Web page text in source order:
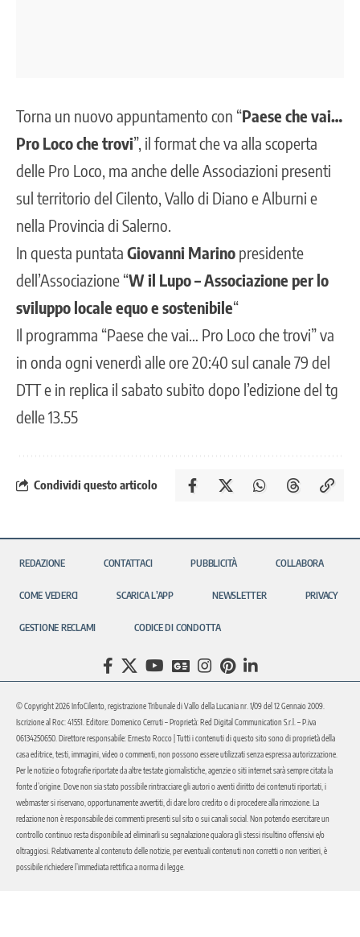
Torna un nuovo appuntamento con “Paese che vai…
Pro Loco che trovi”, il format che va alla scoperta
delle Pro Loco, ma anche delle Associazioni presenti
sul territorio del Cilento, Vallo di Diano e Alburni e
nella Provincia di Salerno.
In questa puntata Giovanni Marino presidente
dell’Associazione “W il Lupo – Associazione per lo
sviluppo locale equo e sostenibile“
Il programma “Paese che vai… Pro Loco che trovi” va
in onda ogni venerdì alle ore 20:40 sul canale 79 del
DTT e in replica il sabato subito dopo l’edizione del tg
delle 13.55
Condividi questo articolo
REDAZIONE CONTATTACI PUBBLICITÀ COLLABORA
COME VEDERCI SCARICA L’APP NEWSLETTER PRIVACY
GESTIONE RECLAMI CODICE DI CONDOTTA
© Copyright 2026 InfoCilento, registrazione Tribunale di Vallo della Lucania nr. 1/09 del 12 Gennaio 2009.
Iscrizione al Roc: 41551. Editore: Domenico Cerruti – Proprietà: Red Digital Communication S.r.l. – P.iva
06134250650. Direttore responsabile: Ernesto Rocco | Tutti i contenuti di questo sito sono di proprietà della
casa editrice, testi, immagini, video o commenti, non possono essere utilizzati senza espressa autorizzazione.
Per le notizie o fotografie riportate da altre testate giornalistiche, agenzie o siti internet sarà sempre citata la
fonte d’origine. Dove non sia stato possibile rintracciare gli autori o aventi diritto dei contenuti riportati, i
webmaster si riservano, opportunamente avvertiti, di dare loro credito o di procedere alla rimozione. La
redazione non è responsabile dei commenti presenti sul sito o sui canali social. Non potendo esercitare un
controllo continuo resta disponibile ad eliminarli su segnalazione qualora gli stessi risultino offensivi e/o
oltraggiosi. Relativamente al contenuto delle notizie, per eventuali contenuti non corretti o non veritieri, è
possibile richiedere l’immediata rettifica a norma di legge.